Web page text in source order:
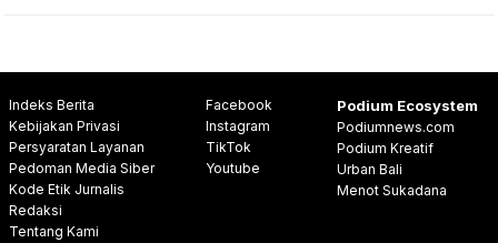
Indeks Berita
Kebijakan Privasi
Persyaratan Layanan
Pedoman Media Siber
Kode Etik Jurnalis
Redaksi
Tentang Kami
Facebook
Instagram
TikTok
Youtube
Podium Ecosystem
Podiumnews.com
Podium Kreatif
Urban Bali
Menot Sukadana